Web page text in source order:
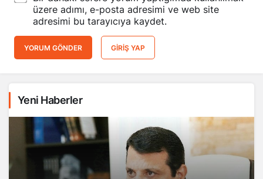
üzere adımı, e-posta adresimi ve web site
adresimi bu tarayıcıya kaydet.
YORUM GÖNDER GIRIŞ YAP
Yeni Haberler